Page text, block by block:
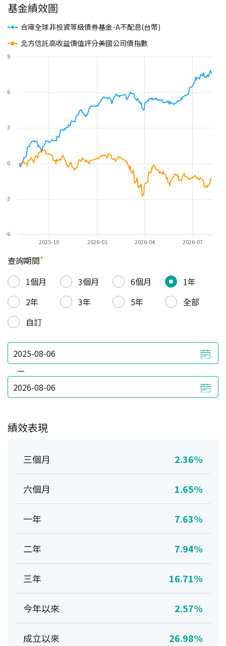
基金績效圖
合庫全球非投資等級債券基金-A不配息(台幣)
北方信託高收益價值評分美國公司債指數
2025-10 2026-01 2026-04 2026-07
-6
-3
0
3
6
9
查詢期間*
1個月
3個月 6個月
1年
2年
3年 5年
全部
自訂
—
績效表現
三個月 2.36%
六個月 1.65%
一年 7.63%
二年 7.94%
三年 16.71%
今年以來 2.57%
成立以來 26.98%